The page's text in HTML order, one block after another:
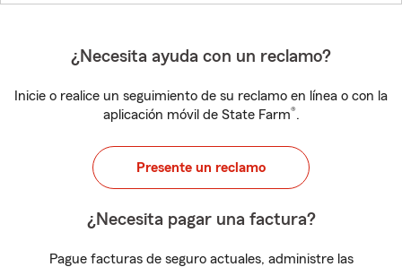
¿Necesita ayuda con un reclamo?
Inicie o realice un seguimiento de su reclamo en línea o con la
aplicación móvil de State Farm®.
Presente un reclamo
¿Necesita pagar una factura?
Pague facturas de seguro actuales, administre las